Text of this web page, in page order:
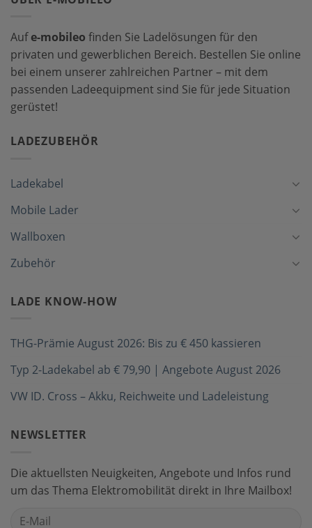
Aufe-mobileo finden Sie Ladelösungen für den
privaten und gewerblichen Bereich. Bestellen Sie online
bei einem unserer zahlreichen Partner – mit dem
passenden Ladeequipment sind Sie für jede Situation
gerüstet!
LADEZUBEHÖR
Ladekabel
Mobile Lader
Wallboxen
Zubehör
LADE KNOW-HOW
THG-Prämie August 2026: Bis zu € 450 kassieren
Typ 2-Ladekabel ab € 79,90 | Angebote August 2026
VW ID. Cross – Akku, Reichweite und Ladeleistung
NEWSLETTER
Die aktuellsten Neuigkeiten, Angebote und Infos rund
um das Thema Elektromobilität direkt in Ihre Mailbox!